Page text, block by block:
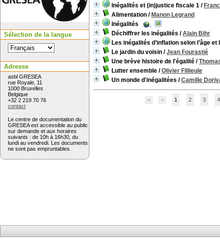
Inégalités et (in)justice fiscale 1 /
Alimentation / Manon Legrand
Inégalités
Déchiffrer les inégalités /Alain Bihr
Les inégalités d’inflation selon l’âge et
Le jardin du voisin /Jean Fourastié
Une brève histoire de l'égalité /
Lutter ensemble /Olivier Fillieule
Un monde d'inégalitées /Camille
1 2 3 4
Sélection de la langue
Adresse
asbl GRESEA
rue Royale, 11
1000 Bruxelles
Belgique
+32 2 219 70 76
contact
Le centre de documentation du
GRESEA est accessible au public
sur demande et aux horaires
suivants : de 10h à 16h30, du
lundi au vendredi. Les documents
ne sont pas empruntables.